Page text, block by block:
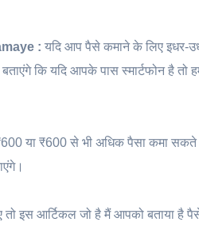
: यदि आप पैसे कमाने के लिए इधर-
कि यदि आपके पास स्मार्टफोन है
या ₹600 से भी अधिक पैसा कमा
इस आर्टिकल जो है मैं आपको बताया है